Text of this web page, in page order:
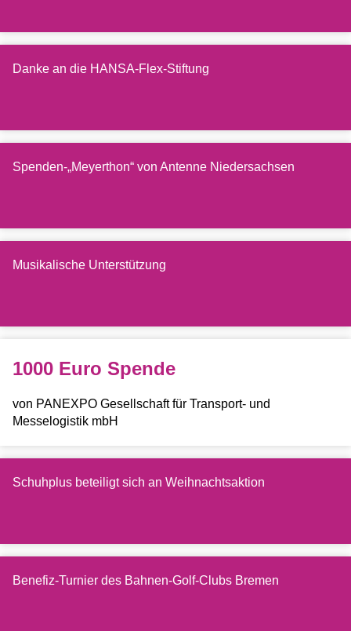
Danke an die HANSA-Flex-Stiftung
Spenden-„Meyerthon“ von Antenne Niedersachsen
Musikalische Unterstützung
1000 Euro Spende
von PANEXPO Gesellschaft für Transport- und
Messelogistik mbH
Schuhplus beteiligt sich an Weihnachtsaktion
Benefiz-Turnier des Bahnen-Golf-Clubs Bremen